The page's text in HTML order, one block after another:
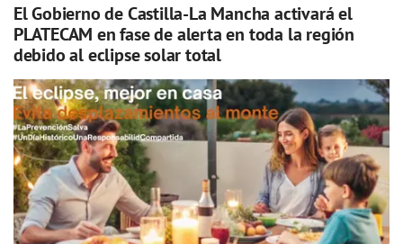
El Gobierno de Castilla-La Mancha activará el
PLATECAM en fase de alerta en toda la región
debido al eclipse solar total